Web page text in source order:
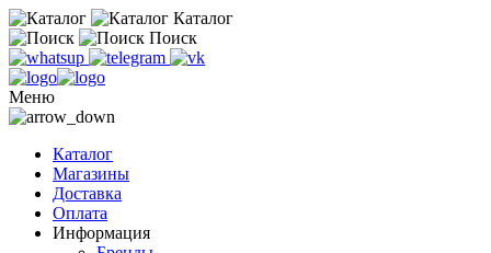
Каталог
Поиск
Меню
Каталог
Магазины
Доставка
Оплата
Информация